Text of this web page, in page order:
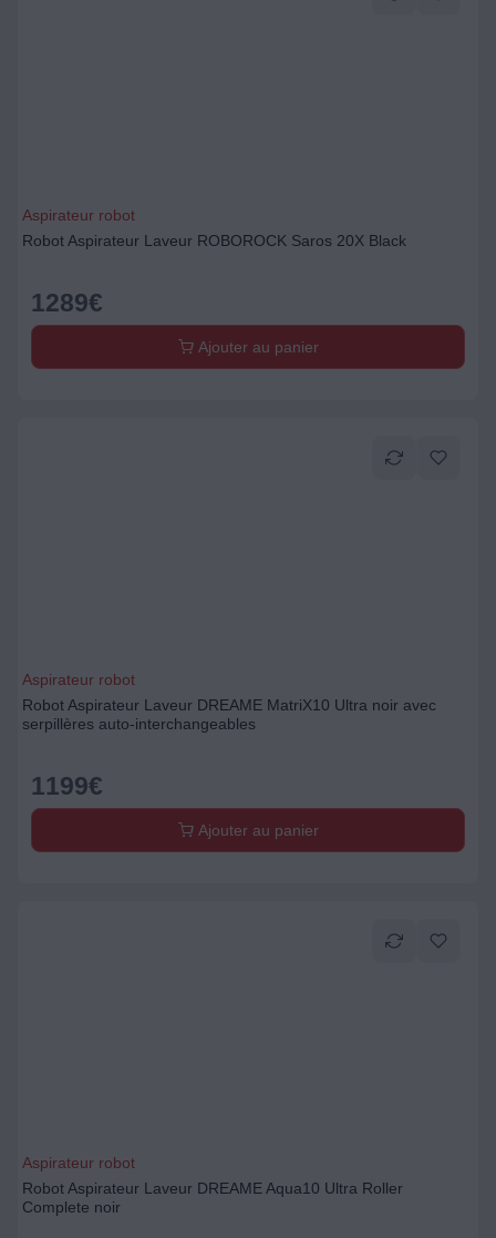
Aspirateur robot
Robot Aspirateur Laveur ROBOROCK Saros 20X Black
1289€
Ajouter au panier
Aspirateur robot
Robot Aspirateur Laveur DREAME MatriX10 Ultra noir avec
serpillères auto-interchangeables
1199€
Ajouter au panier
Aspirateur robot
Robot Aspirateur Laveur DREAME Aqua10 Ultra Roller
Complete noir